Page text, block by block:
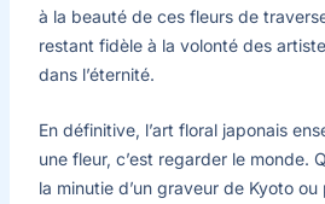
à la beauté de ces fleurs de
restant fidèle à la volonté des
dans l’éternité.
En définitive, l’art floral japonais
une fleur, c’est regarder le monde.
la minutie d’un graveur de Kyoto ou